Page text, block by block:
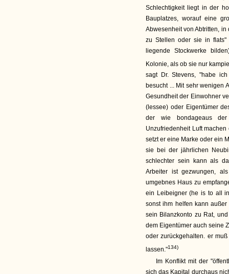
Schlechtigkeit liegt in der
Bauplatzes, worauf eine
Abwesenheit von Abtritten,
zu Stellen oder sie in flats"
liegende Stockwerke
Kolonie, als ob sie nur
sagt Dr. Stevens, "habe
besucht ... Mit sehr wenigen
Gesundheit der Einwohner
(lessee) oder Eigentümer
der wie bondageaus
Unzufriedenheit Luft
setzt er eine Marke oder ein
sie bei der jährlichen
schlechter sein kann als
Arbeiter ist gezwungen,
umgebnes Haus zu
ein Leibeigner (he is to all
sonst ihm helfen kann
sein Bilanzkonto zu Rat,
dem Eigentümer auch seine
oder zurückgehalten. er
lassen."134)
Im Konflikt mit der
sich das Kapital durchaus